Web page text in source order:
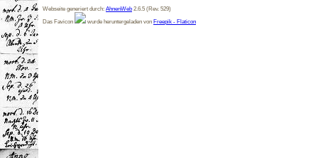
Webseite generiert durch: AhnenWeb 2.6.5 (Rev. 529)
Das Favicon
wurde heruntergeladen von Freepik - Flaticon